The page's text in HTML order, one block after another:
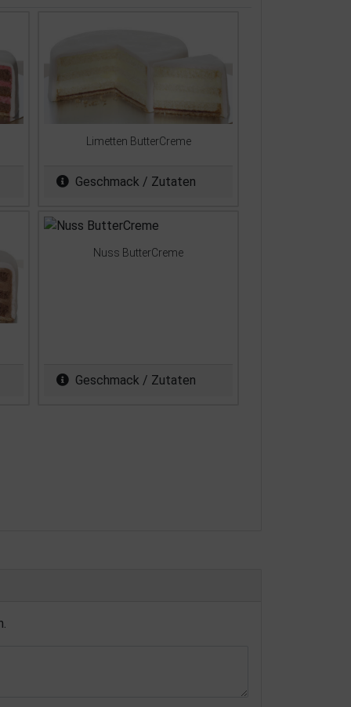
Limetten ButterCreme
Geschmack / Zutaten
Nuss ButterCreme
Geschmack / Zutaten